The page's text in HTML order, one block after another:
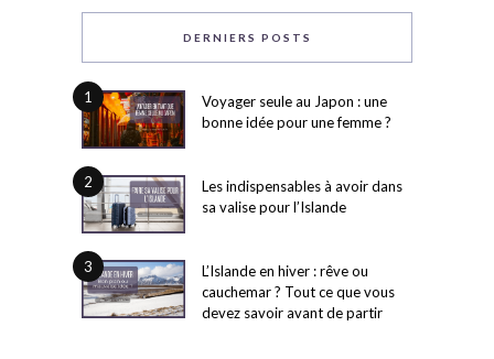
DERNIERS POSTS
1
Voyager seule au Japon : une
bonne idée pour une femme ?
2
Les indispensables à avoir dans
sa valise pour l’Islande
3
L’Islande en hiver : rêve ou
cauchemar ? Tout ce que vous
devez savoir avant de partir